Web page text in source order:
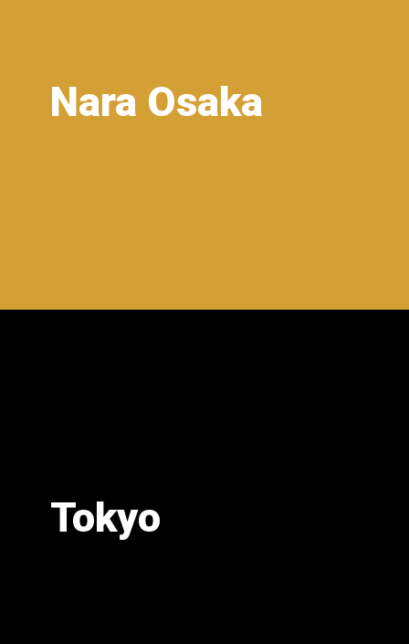
Nara Osaka
Tokyo